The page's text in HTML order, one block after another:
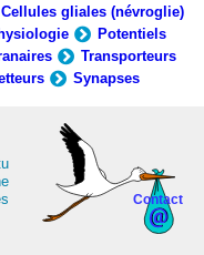
Cellules gliales (névroglie)
Potentiels
Transporteurs
Synapses
Contact